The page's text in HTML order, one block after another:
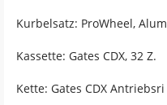
Kurbelsatz: ProWheel,
Kassette: Gates CDX, 32 Z.
Kette: Gates CDX Antriebsri